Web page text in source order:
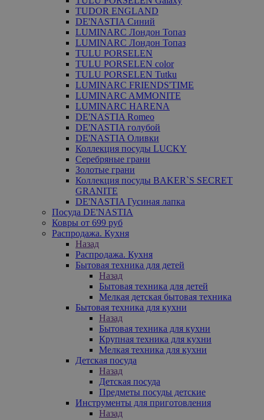
TUDOR ENGLAND
DE'NASTIA Синий
LUMINARC Лондон Топаз
LUMINARC Лондон Топаз
TULU PORSELEN
TULU PORSELEN color
TULU PORSELEN Tutku
LUMINARC FRIENDS'TIME
LUMINARC AMMONITE
LUMINARC HARENA
DE'NASTIA Romeo
DE'NASTIA голубой
DE'NASTIA Оливки
Коллекция посуды LUCKY
Серебряные грани
Золотые грани
Коллекция посуды BAKER`S SECRET
GRANITE
DE'NASTIA Гусиная лапка
Посуда DE'NASTIA
Ковры от 699 руб
Распродажа. Кухня
Назад
Распродажа. Кухня
Бытовая техника для детей
Назад
Бытовая техника для детей
Мелкая детская бытовая техника
Бытовая техника для кухни
Назад
Бытовая техника для кухни
Крупная техника для кухни
Мелкая техника для кухни
Детская посуда
Назад
Детская посуда
Предметы посуды детские
Инструменты для приготовления
Назад